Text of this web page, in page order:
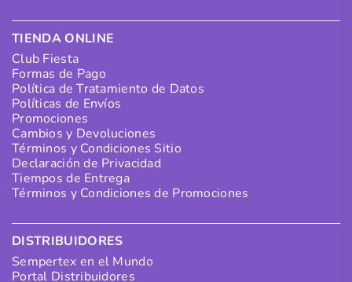
TIENDA ONLINE
Club Fiesta
Formas de Pago
Política de Tratamiento de Datos
Políticas de Envíos
Promociones
Cambios y Devoluciones
Términos y Condiciones Sitio
Declaración de Privacidad
Tiempos de Entrega
Términos y Condiciones de Promociones
DISTRIBUIDORES
Sempertex en el Mundo
Portal Distribuidores